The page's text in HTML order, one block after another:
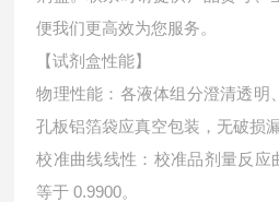
便我们更高效为您服务。
【试剂盒性能】
物理性能：各液体组分澄清透明
孔板铝箔袋应真空包装，无破损漏
校准曲线线性：校准品剂量反应
等于 0.9900。